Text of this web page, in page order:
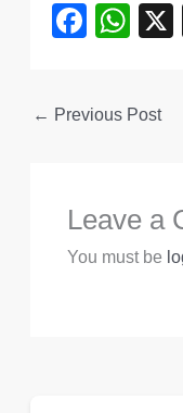
F
e
o
k
W
s
p
← Previous Post
Leave a
You must be